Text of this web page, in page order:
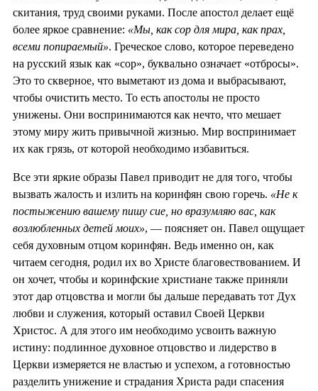
скитания, труд своими руками. После апостол делает ещё
более яркое сравнение: «Мы, как сор для мира, как прах,
всеми попираемый». Греческое слово, которое переведено
на русский язык как «сор», буквально означает «отбросы».
Это то скверное, что выметают из дома и выбрасывают,
чтобы очистить место. То есть апостолы не просто
унижены. Они воспринимаются как нечто, что мешает
этому миру жить привычной жизнью. Мир воспринимает
их как грязь, от которой необходимо избавиться.
Все эти яркие образы Павел приводит не для того, чтобы
вызвать жалость и излить на коринфян свою горечь. «Не к
постыжению вашему пишу сие, но вразумляю вас, как
возлюбленных детей моих», — поясняет он. Павел ощущает
себя духовным отцом коринфян. Ведь именно он, как
читаем сегодня, родил их во Христе благовествованием. И
он хочет, чтобы и коринфские христиане также приняли
этот дар отцовства и могли бы дальше передавать тот Дух
любви и служения, который оставил Своей Церкви
Христос. А для этого им необходимо усвоить важную
истину: подлинное духовное отцовство и лидерство в
Церкви измеряется не властью и успехом, а готовностью
разделить унижение и страдания Христа ради спасения